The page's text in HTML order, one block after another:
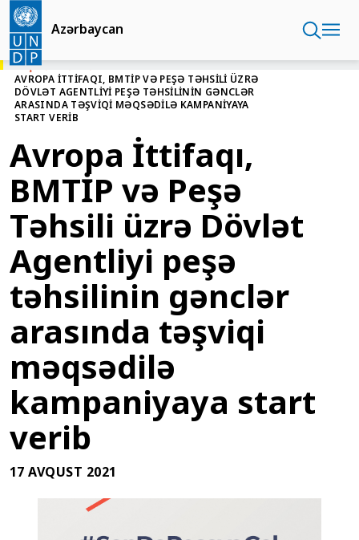
Əsas
kontentə
keçin
Azərbaycan
BAŞ SƏHIFƏ
AVROPA İTTIFAQI, BMTİP VƏ PEŞƏ TƏHSILI ÜZRƏ
DÖVLƏT AGENTLIYI PEŞƏ TƏHSILININ GƏNCLƏR
ARASINDA TƏŞVIQI MƏQSƏDILƏ KAMPANIYAYA
START VERIB
Avropa İttifaqı,
BMTİP və Peşə
Təhsili üzrə Dövlət
Agentliyi peşə
təhsilinin gənclər
arasında təşviqi
məqsədilə
kampaniyaya start
verib
17 AVQUST 2021